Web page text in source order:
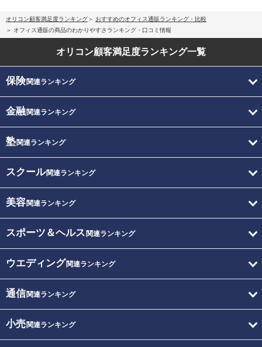
オリコン顧客満足度ランキング
おすすめのオフィス通販ランキング・比較
オフィス通販の商品のわかりやすさランキング・口コミ情報
オリコン顧客満足度ランキング一覧
保険関連ランキング
金融関連ランキング
塾関連ランキング
スクール関連ランキング
美容関連ランキング
スポーツ＆ヘルス 関連ランキング
ウエディング関連ランキング
通信関連ランキング
小売関連ランキング